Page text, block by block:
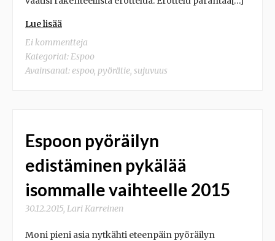
Lue lisää
Ei kommentteja
Kategoriat:Espoo
Avainsanat:espoo, pyörätie, sujuvuus
Espoon pyöräilyn
edistäminen pykälää
isommalle vaihteelle 2015
30.12.2015, Lari Karreinen
Moni pieni asia nytkähti eteenpäin pyöräilyn